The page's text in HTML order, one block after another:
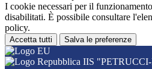
I cookie necessari per il
disabilitati. È possibile consultare
policy.
Accetta tutti Salva le preferenze
IIS